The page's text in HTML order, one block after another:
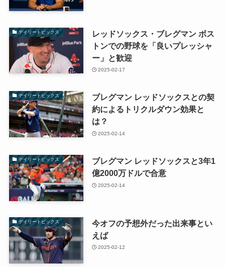
デイリートピックス
レッドソックス・ブレグマン ボス
トンでの野球を「良いプレッシャ
ー」と歓迎
2025-02-17
デイリートピックス
ブレグマン レッドソックスとの契
約によるトリクルダウン効果と
は？
2025-02-14
デイリートピックス
ブレグマン レッドソックスと3年1
億2000万ドルで合意
2025-02-14
デイリートピックス
今オフの予想外だった出来事とい
えば
2025-02-12